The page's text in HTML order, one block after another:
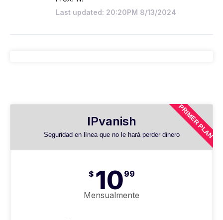
Last updated: 20:20PM 8/13/2024
IPvanish
Seguridad en línea que no le hará perder dinero
$ 1099
Mensualmente
PRIMER PLAN